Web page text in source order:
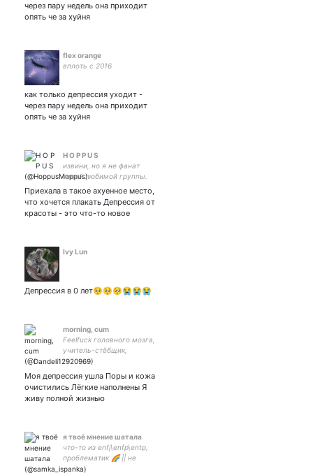
через пару недель она приходит
опять че за хуйня
flex orange
вплоть с 2016
как только депрессия уходит -
через пару недель она приходит
опять че за хуйня
H O P P U S
извини, но я не фанат
твоей любимой группы.
Приехала в такое ахуенное место,
что хочется плакать Депрессия от
красоты - это что-то новое
Ivy Lun
Депрессия в 0 лет🥺🥺🥺😭😭😭
morning, cum
Feelfuck головного мозга,
учитель-стёбщик,
культуролог-востоковед.
агрессивный нигилист
Моя депрессия ушла Поры и кожа
очистились Лёгкие наполнены Я
живу полной жизнью
я твоё мнение шатала
что-то из enfj\enfp\entp,
проблематик 🌈 || не
пейринговая шлюха, а